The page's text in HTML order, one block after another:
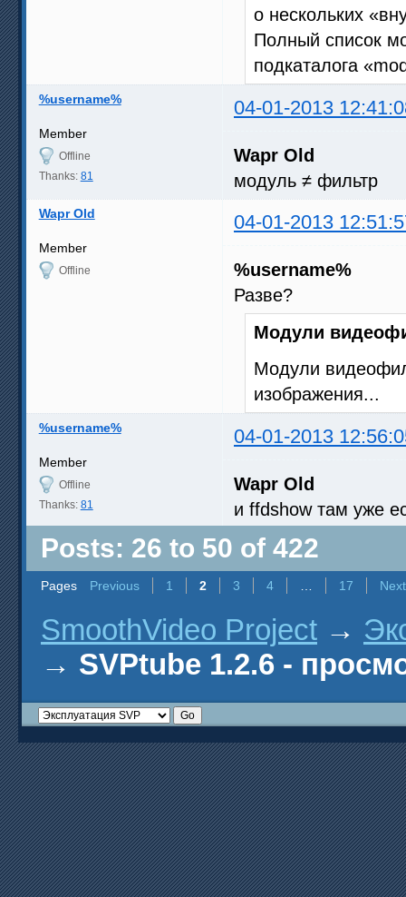
о нескольких
Полный список
подкаталога
%username% 04-01-2013
Member
Offline
Thanks: 81
Wapr Old
модуль ≠ фильтр
Wapr Old 04-01-2013
Member
Offline
%username%
Разве?
Модули
Модули
изображения...
%username% 04-01-2013
Member
Offline
Thanks: 81
Wapr Old
и ffdshow там уже
Posts: 26 to 50 of 422
Pages Previous 1 2 3 4 17 Next
SmoothVideo Project →
→ SVPtube 1.2.6 -